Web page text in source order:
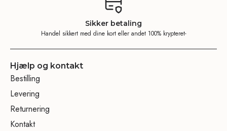
Sikker betaling
Handel sikkert med dine kort eller andet 100% krypteret-
Hjælp og kontakt
Bestilling
Levering
Returnering
Kontakt